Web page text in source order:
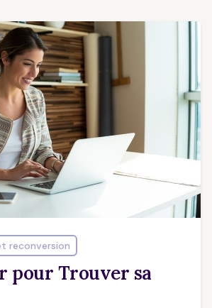
reconversion
pour Trouver sa